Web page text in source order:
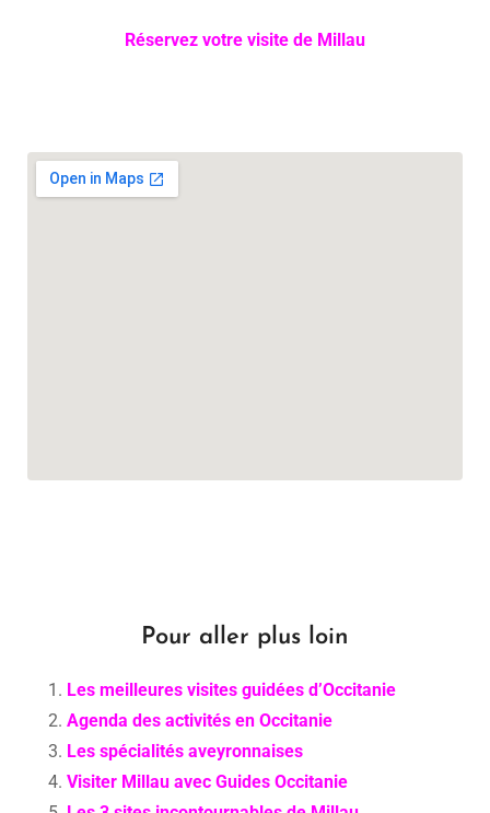
Réservez votre visite de Millau
Pour aller plus loin
Les meilleures visites guidées d’Occitanie
Agenda des activités en Occitanie
Les spécialités aveyronnaises
Visiter Millau avec Guides Occitanie